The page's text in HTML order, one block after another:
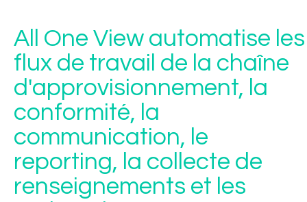
All One View automatise les
flux de travail de la chaîne
d'approvisionnement, la
conformité, la
communication, le
reporting, la collecte de
renseignements et les